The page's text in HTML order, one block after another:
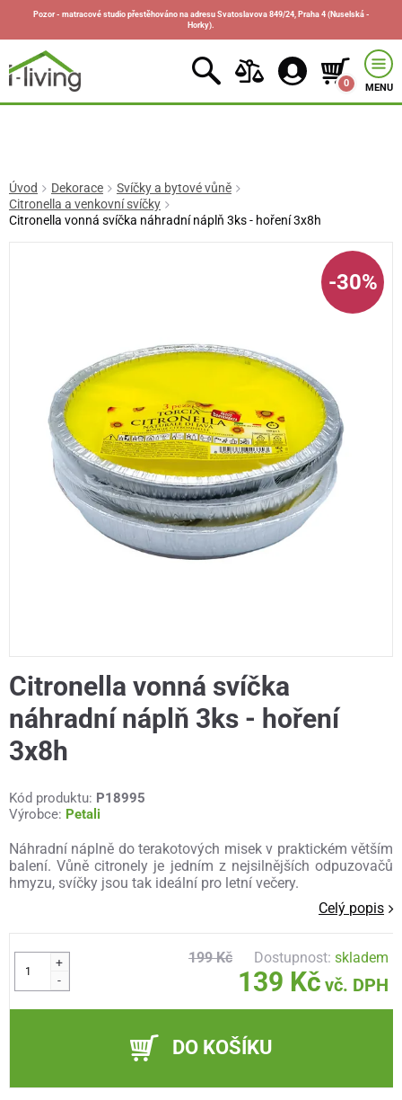
Pozor - matracové studio přestěhováno na adresu Svatoslavova 849/24, Praha 4 (Nuselská -
Horky).
0 MENU
Úvod Dekorace
Svíčky a bytové vůně
Citronella a venkovní svíčky
Citronella vonná svíčka náhradní náplň 3ks - hoření 3x8h
-30%
Citronella vonná svíčka
náhradní náplň 3ks - hoření
3x8h
Kód produktu: P18995
Výrobce: Petali
Náhradní náplně do terakotových misek v praktickém větším
balení. Vůně citronely je jedním z nejsilnějších odpuzovačů
hmyzu, svíčky jsou tak ideální pro letní večery.
Celý popis
+
-
199 Kč Dostupnost:skladem
139 Kč vč. DPH
DO KOŠÍKU